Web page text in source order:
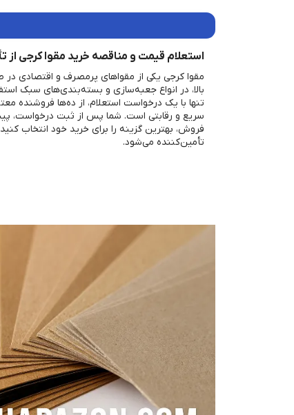
استعلام قیمت و مناقصه خرید مقوا کرجی از
مقوا کرجی یکی از مقواهای پرمصرف و اقتصادی
بالا، در انواع جعبه‌سازی و بسته‌بندی‌های سبک
تنها با یک درخواست استعلام، از ده‌ها فروشنده
سریع و رقابتی است. شما پس از ثبت درخواست،
فروش، بهترین گزینه را برای خرید خود انتخاب
تأمین‌کننده می‌شود.